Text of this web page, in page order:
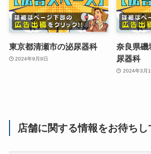
東京都清瀬市の泌尿器科
2024年9月9日
奈良県磯
尿器科
2024年3月
店舗に関する情報をお待ちし